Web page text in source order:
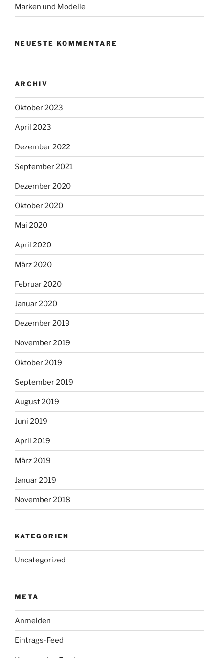
Marken und Modelle
NEUESTE KOMMENTARE
ARCHIV
Oktober 2023
April 2023
Dezember 2022
September 2021
Dezember 2020
Oktober 2020
Mai 2020
April 2020
März 2020
Februar 2020
Januar 2020
Dezember 2019
November 2019
Oktober 2019
September 2019
August 2019
Juni 2019
April 2019
März 2019
Januar 2019
November 2018
KATEGORIEN
Uncategorized
META
Anmelden
Eintrags-Feed